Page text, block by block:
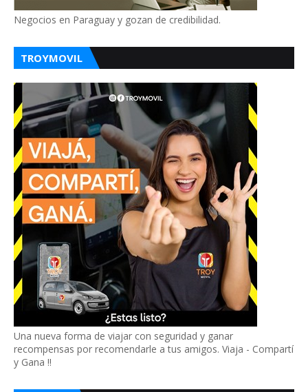
Negocios en Paraguay y gozan de credibilidad.
TROYMOVIL
Una nueva forma de viajar con seguridad y ganar
recompensas por recomendarle a tus amigos. Viaja - Compartí
y Gana !!